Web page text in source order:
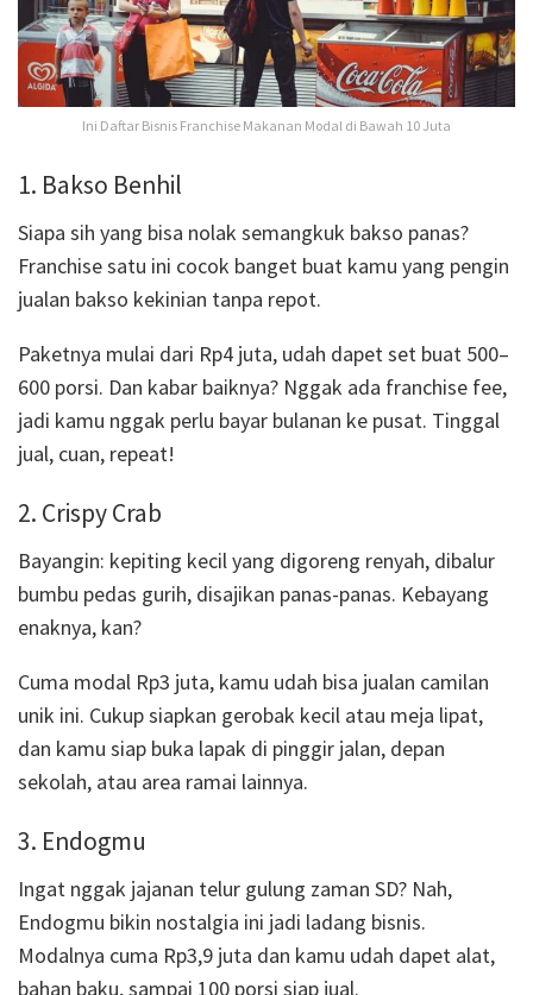
Ini Daftar Bisnis Franchise Makanan Modal di Bawah 10 Juta
1. Bakso Benhil
Siapa sih yang bisa nolak semangkuk bakso panas?
Franchise satu ini cocok banget buat kamu yang pengin
jualan bakso kekinian tanpa repot.
Paketnya mulai dari Rp4 juta, udah dapet set buat 500–
600 porsi. Dan kabar baiknya? Nggak ada franchise fee,
jadi kamu nggak perlu bayar bulanan ke pusat. Tinggal
jual, cuan, repeat!
2. Crispy Crab
Bayangin: kepiting kecil yang digoreng renyah, dibalur
bumbu pedas gurih, disajikan panas-panas. Kebayang
enaknya, kan?
Cuma modal Rp3 juta, kamu udah bisa jualan camilan
unik ini. Cukup siapkan gerobak kecil atau meja lipat,
dan kamu siap buka lapak di pinggir jalan, depan
sekolah, atau area ramai lainnya.
3. Endogmu
Ingat nggak jajanan telur gulung zaman SD? Nah,
Endogmu bikin nostalgia ini jadi ladang bisnis.
Modalnya cuma Rp3,9 juta dan kamu udah dapet alat,
bahan baku, sampai 100 porsi siap jual.